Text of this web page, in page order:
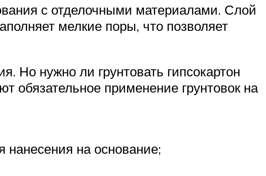
с отделочными материалами. Слой
мелкие поры, что позволяет
Но нужно ли грунтовать гипсокартон
обязательное применение грунтовок на
на основание;